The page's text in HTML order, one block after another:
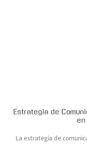
Estrategia de
en
La estrategia de